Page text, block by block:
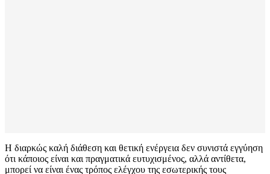
Η διαρκώς καλή διάθεση και θετική ενέργεια δεν συνιστά εγγύηση
ότι κάποιος είναι και πραγματικά ευτυχισμένος, αλλά αντίθετα,
μπορεί να είναι ένας τρόπος ελέγχου της εσωτερικής τους